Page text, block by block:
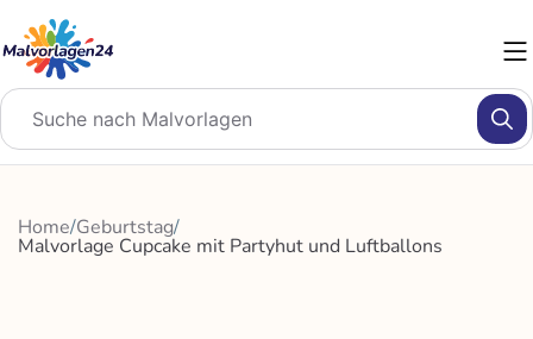
Inhalt
springen
Home/Geburtstag/
Malvorlage Cupcake mit Partyhut und Luftballons